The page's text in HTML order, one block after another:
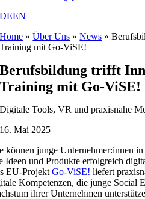
DEEN
Home »Über Uns »News »
Training mit Go-ViSE!
Berufsbildung trifft
Training mit Go-ViSE!
Digitale Tools, VR und praxisnahe
16. Mai 2025
können junge Unternehmer:innen
Ideen und Produkte erfolgreich
EU-ProjektGo-ViSE! liefert
Kompetenzen, die junge Social
ihrer Unternehmen